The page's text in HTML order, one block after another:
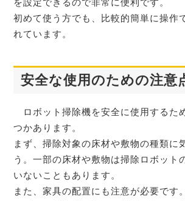
を設定できるので非常に便利です。
初めて使う方でも、比較的簡単に操作
れています。
安全な使用のための注意
ロボット掃除機を安全に使用するた
つかあります。
まず、掃除対象の床材や敷物の種類に
う。一部の床材や敷物は掃除ロボット
いないこともあります。
また、家具の配置にも注意が必要です。